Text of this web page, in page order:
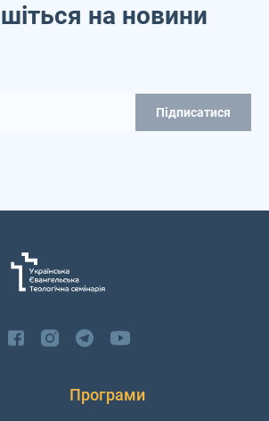
на новини
Програми